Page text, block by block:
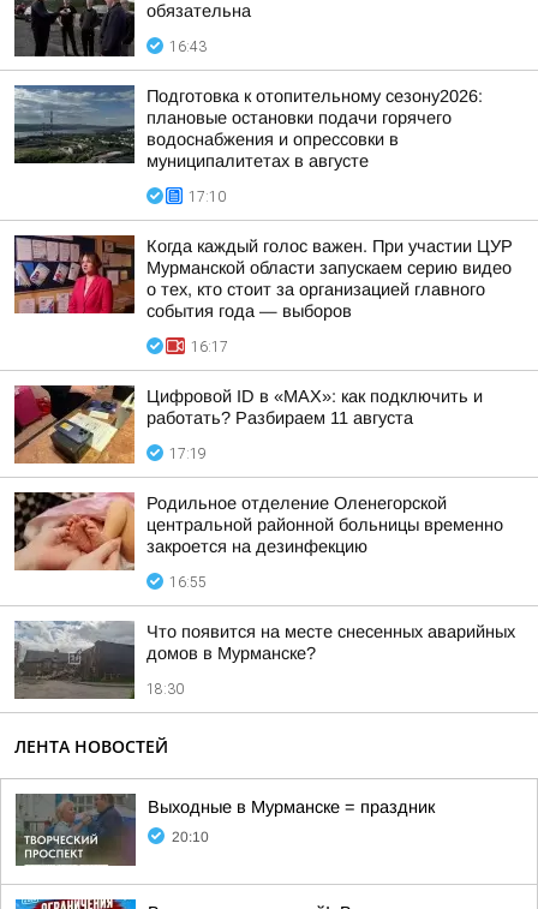
обязательна
16:43
Подготовка к отопительному сезону2026:
плановые остановки подачи горячего
водоснабжения и опрессовки в
муниципалитетах в августе
17:10
Когда каждый голос важен. При участии ЦУР
Мурманской области запускаем серию видео
о тех, кто стоит за организацией главного
события года — выборов
16:17
Цифровой ID в «MAX»: как подключить и
работать? Разбираем 11 августа
17:19
Родильное отделение Оленегорской
центральной районной больницы временно
закроется на дезинфекцию
16:55
Что появится на месте снесенных аварийных
домов в Мурманске?
18:30
ЛЕНТА НОВОСТЕЙ
Выходные в Мурманске = праздник
20:10